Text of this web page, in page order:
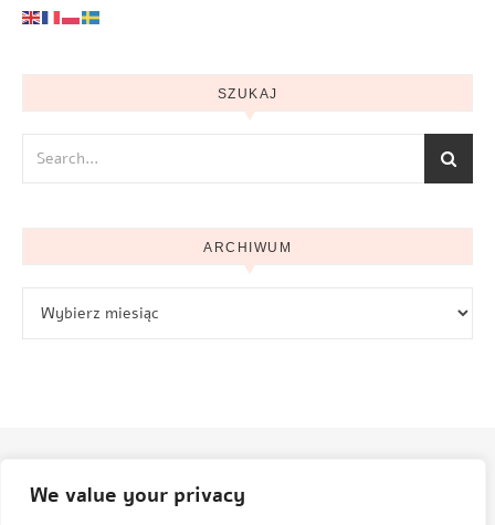
We value your privacy
SZUKAJ
ARCHIWUM
© Aneta Grenda Życie i podróże